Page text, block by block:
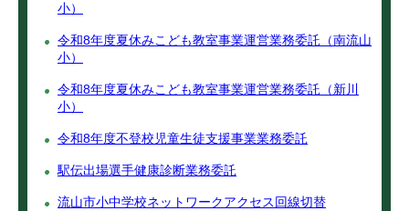
小）
令和8年度夏休みこども教室事業運営業務委託（南流山
小）
令和8年度夏休みこども教室事業運営業務委託（新川
小）
令和8年度不登校児童生徒支援事業業務委託
駅伝出場選手健康診断業務委託
流山市小中学校ネットワークアクセス回線切替